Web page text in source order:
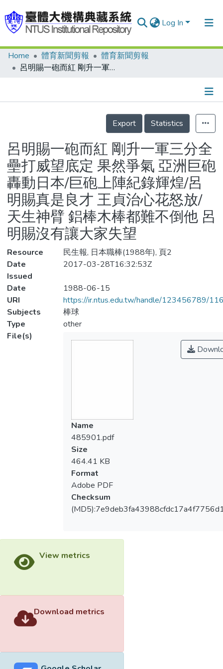
Log In
Communities & Collections
Statistics
Home 體育新聞剪報
體育新聞剪報
呂明賜一砲而紅 剛升一軍三分全壘打威望底定 果然爭氣 亞洲巨砲轟動日本/巨砲上陣紀錄輝煌/呂明賜真是良才 王貞治心花怒放/天生神臂 鋁棒木棒都難不倒他 呂明賜沒有讓大家失望
Details
Export
Statistics
呂明賜一砲而紅 剛升一軍三分全
壘打威望底定 果然爭氣 亞洲巨砲
轟動日本/巨砲上陣紀錄輝煌/呂
明賜真是良才 王貞治心花怒放/
天生神臂 鋁棒木棒都難不倒他 呂
明賜沒有讓大家失望
Resource
民生報, 日本職棒(1988年), 頁2
Date
Issued
2017-03-28T16:32:53Z
Date
1988-06-15
URI
https://ir.ntus.edu.tw/handle/123456789/
Subjects
棒球
Type
other
File(s)
Name
485901.pdf
Size
464.41 KB
Format
Adobe PDF
Checksum
View metrics
Download metrics